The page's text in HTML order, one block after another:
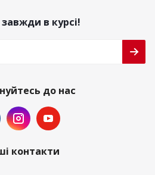
в курсі!
до нас
контакти